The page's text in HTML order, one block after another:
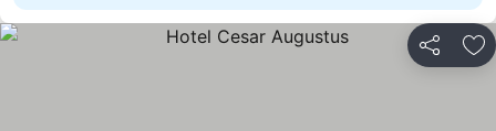
Jaa